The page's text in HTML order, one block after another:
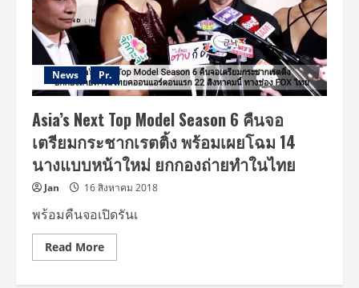
News Pr.
Asia’s Next Top Model Season 6 คืนจอ
เตรียมกระชากเรตติ้ง พร้อมเผยโฉม 14
นางแบบหน้าใหม่ ยกกองถ่ายทำในไทย
Jan 16 สิงหาคม 2018
พร้อมคืนจอเปิดรันเ
Read MoreRead
more